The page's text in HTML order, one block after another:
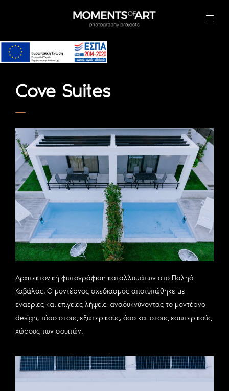
Cove Suites
Αρχιτεκτονική φωτογράφιση καταλλυμάτων στο Παληό
Καβάλας. Ο μοντέρνος σχεδιασμός αποτυπώθηκε με
εναέριες και επίγειες λήψεις, αναδυκνύνοντας το μοντέρνο
design, τόσο στους εξωτερικούς, όσο και στους εσωτερικούς
χώρους των σουιτών.